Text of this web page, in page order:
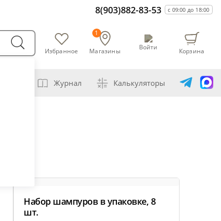
8(903)882-83-53 с 09:00 до 18:00
Избранное Магазины
1
Войти
Корзина
Журнал Калькуляторы
сахарной браги
сахара глюкозой (декстрозой)
абсолютного спирта и отбора голов
Набор шампуров в упаковке, 8
шт.